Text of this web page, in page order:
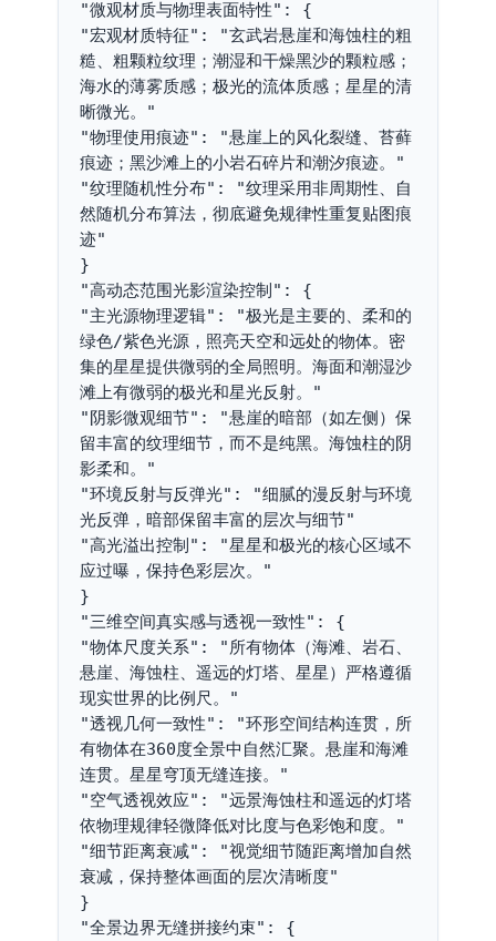
"微观材质与物理表面特性": {
"宏观材质特征": "玄武岩悬崖和海蚀柱的粗
糙、粗颗粒纹理；潮湿和干燥黑沙的颗粒感；
海水的薄雾质感；极光的流体质感；星星的清
晰微光。"
"物理使用痕迹": "悬崖上的风化裂缝、苔藓
痕迹；黑沙滩上的小岩石碎片和潮汐痕迹。"
"纹理随机性分布": "纹理采用非周期性、自
然随机分布算法，彻底避免规律性重复贴图痕
迹"
}
"高动态范围光影渲染控制": {
"主光源物理逻辑": "极光是主要的、柔和的
绿色/紫色光源，照亮天空和远处的物体。密
集的星星提供微弱的全局照明。海面和潮湿沙
滩上有微弱的极光和星光反射。"
"阴影微观细节": "悬崖的暗部（如左侧）保
留丰富的纹理细节，而不是纯黑。海蚀柱的阴
影柔和。"
"环境反射与反弹光": "细腻的漫反射与环境
光反弹，暗部保留丰富的层次与细节"
"高光溢出控制": "星星和极光的核心区域不
应过曝，保持色彩层次。"
}
"三维空间真实感与透视一致性": {
"物体尺度关系": "所有物体（海滩、岩石、
悬崖、海蚀柱、遥远的灯塔、星星）严格遵循
现实世界的比例尺。"
"透视几何一致性": "环形空间结构连贯，所
有物体在360度全景中自然汇聚。悬崖和海滩
连贯。星星穹顶无缝连接。"
"空气透视效应": "远景海蚀柱和遥远的灯塔
依物理规律轻微降低对比度与色彩饱和度。"
"细节距离衰减": "视觉细节随距离增加自然
衰减，保持整体画面的层次清晰度"
}
"全景边界无缝拼接约束": {